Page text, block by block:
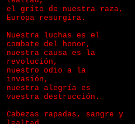
el grito de nuestra raza,
Europa resurgira.
Nuestra luchas es el
combate del honor,
nuestra causa es la
revolución,
nuestro odio a la
invasión,
nuestra alegría es
vuestra destrucción.
Cabezas rapadas, sangre y